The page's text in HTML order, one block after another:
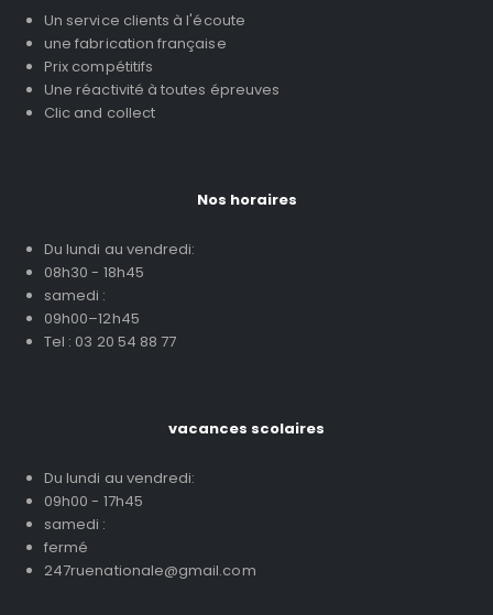
Un service clients à l'écoute
une fabrication française
Prix compétitifs
Une réactivité à toutes épreuves
Clic and collect
Nos horaires
Du lundi au vendredi:
08h30 - 18h45
samedi :
09h00–12h45
Tel : 03 20 54 88 77
vacances scolaires
Du lundi au vendredi:
09h00 - 17h45
samedi :
fermé
247ruenationale@gmail.com